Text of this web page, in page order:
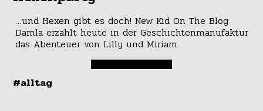
…und Hexen gibt es doch! New Kid On The Blog
Damla erzählt heute in der Geschichtenmanufaktur
das Abenteuer von Lilly und Miriam.
#alltag